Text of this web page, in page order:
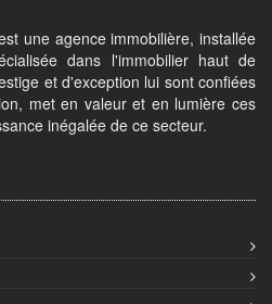
une agence immobilière, installée
dans l'immobilier haut de
et d'exception lui sont confiées
met en valeur et en lumière ces
inégalée de ce secteur.